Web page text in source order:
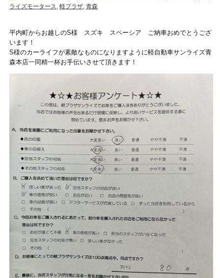
ライズモータース
軽プラザ 青森
平内町からお越しのS様 スズキ スペーシア ご納車おめでとうござ
います！
S様のカーライフが素敵なものになりますように軽自動車サンライズ青
森本店一同精一杯お手伝いさせて頂きます！